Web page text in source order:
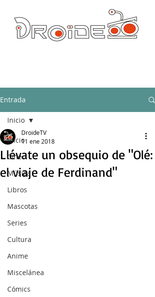
Entrada
Inicio
Cine
Música
Libros
Mascotas
Series
Cultura
Anime
Miscelánea
Cómics
Inicio
Llévate un obsequio de "Olé:
el viaje de Ferdinand"
DroideTV
11 ene 2018